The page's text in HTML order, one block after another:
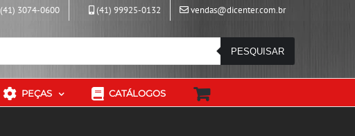
(41) 3074-0600 (41) 99925-0132 vendas@dicenter.com.br
PESQUISAR
PEÇAS CATÁLOGOS